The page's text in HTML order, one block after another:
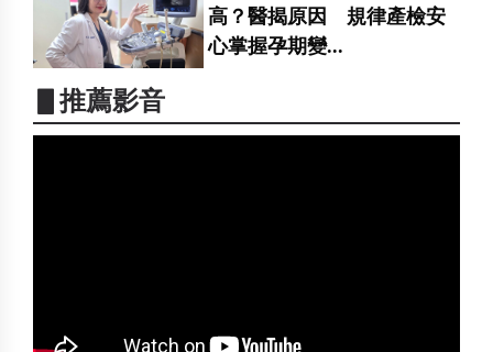
高？醫揭原因 規律產檢安
心掌握孕期變...
▋推薦影音